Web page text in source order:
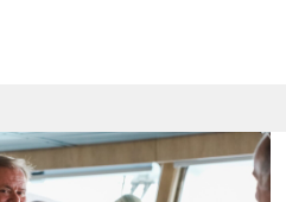
FLAG) av
61 prosent per SEK i